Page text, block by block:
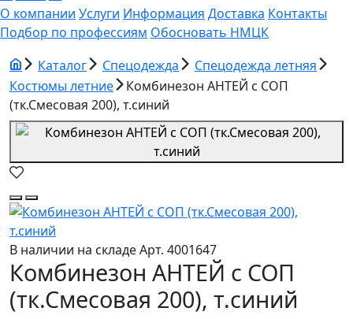
О компании Услуги Информация Доставка Контакты
Подбор по профессиям Обосновать НМЦК
Каталог
Спецодежда
Спецодежда летняя
Костюмы летние
Комбинезон АНТЕЙ с СОП
(тк.Смесовая 200), т.синий
В наличии на складеАрт. 4001647
Комбинезон АНТЕЙ с СОП
(тк.Смесовая 200), т.синий